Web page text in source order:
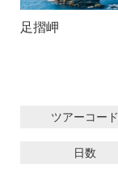
足摺岬
ツアーコード
日数